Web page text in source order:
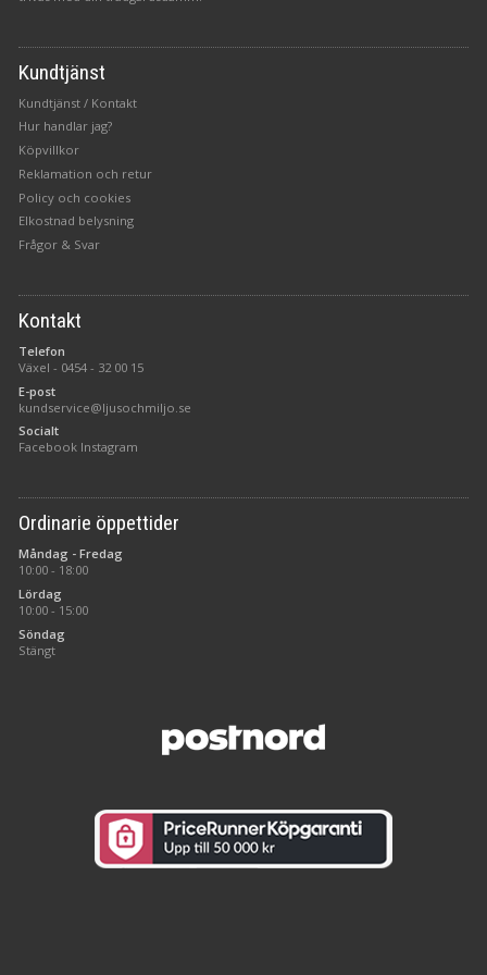
Kundtjänst
Kundtjänst / Kontakt
Hur handlar jag?
Köpvillkor
Reklamation och retur
Policy och cookies
Elkostnad belysning
Frågor & Svar
Kontakt
Telefon
Växel - 0454 - 32 00 15
E-post
kundservice@ljusochmiljo.se
Socialt
Facebook Instagram
Ordinarie öppettider
Måndag - Fredag
10:00 - 18:00
Lördag
10:00 - 15:00
Söndag
Stängt